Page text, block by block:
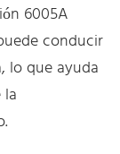
6005A
conducir
lo que ayuda